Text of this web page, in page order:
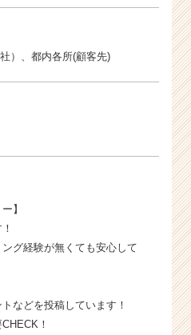
）、都内各所(顧客先)
】
グ経験が無くても安心して
などを投稿しています！
！